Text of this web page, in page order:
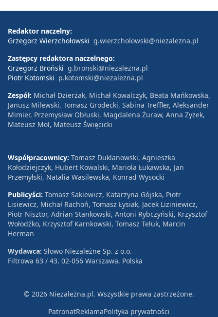
Redaktor naczelny:
Grzegorz Wierzchołowski g.wierzcholowski@niezalezna.pl
Zastępcy redaktora naczelnego:
Grzegorz Broński g.bronski@niezalezna.pl
Piotr Kotomski p.kotomski@niezalezna.pl
Zespół: Michał Dzierżak, Michał Kowalczyk, Beata Mańkowska,
Janusz Milewski, Tomasz Grodecki, Sabina Treffler, Aleksander
Mimier, Przemysław Obłuski, Magdalena Żuraw, Anna Zyzek,
Mateusz Mol, Mateusz Święcicki
Współpracownicy: Tomasz Duklanowski, Agnieszka
Kołodziejczyk, Hubert Kowalski, Mariola Łukawska, Jan
Przemyłski, Natalia Wasilewska, Konrad Wysocki
Publicyści: Tomasz Sakiewicz, Katarzyna Gójska, Piotr
Lisiewicz, Michał Rachoń, Tomasz Łysiak, Jacek Liziniewicz,
Piotr Nisztor, Adrian Stankowski, Antoni Rybczyński, Krzysztof
Wołodźko, Krzysztof Karnkowski, Tomasz Teluk, Marcin
Herman
Wydawca: Słowo Niezależne Sp. z o.o.
Filtrowa 63 / 43, 02-056 Warszawa, Polska
© 2026 Niezależna.pl. Wszystkie prawa zastrzeżone.
PatronatReklamaPolityka prywatności